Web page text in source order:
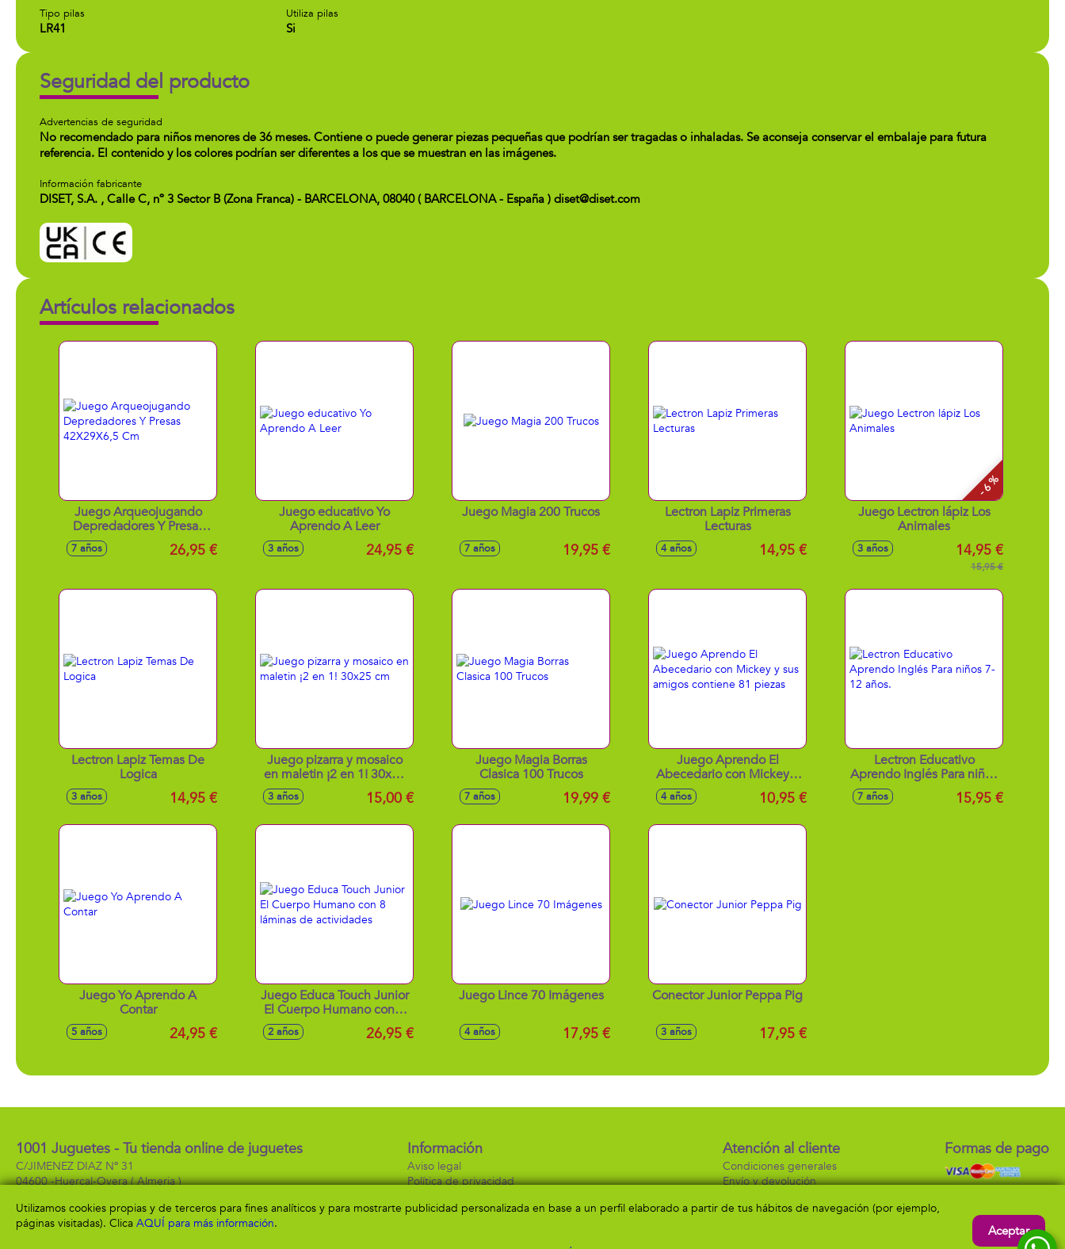
Tipo pilas
LR41
Utiliza pilas
Si
Seguridad del producto
Advertencias de seguridad
No recomendado para niños menores de 36 meses. Contiene o puede generar piezas pequeñas que podrían ser tragadas o inhaladas. Se aconseja conservar el embalaje para futura
referencia. El contenido y los colores podrían ser diferentes a los que se muestran en las imágenes.
Información fabricante
DISET, S.A. , Calle C, nº 3 Sector B (Zona Franca) - BARCELONA, 08040 ( BARCELONA - España ) diset@diset.com
Artículos relacionados
Juego Arqueojugando
Depredadores Y Presas
42X29X6,5 Cm
7 años 26,95 €
Juego educativo Yo
Aprendo A Leer
3 años 24,95 €
Juego Magia 200 Trucos
7 años 19,95 €
Lectron Lapiz Primeras
Lecturas
4 años 14,95 €
- 6 %
Juego Lectron lápiz Los
Animales
3 años 14,95 €
15,95 €
Lectron Lapiz Temas De
Logica
3 años 14,95 €
Juego pizarra y mosaico
en maletin ¡2 en 1! 30x25
3 años 15,00 €
Juego Magia Borras
Clasica 100 Trucos
7 años 19,99 €
Juego Aprendo El
Abecedario con Mickey y
sus amigos contiene 81
4 años 10,95 €
Lectron Educativo
Aprendo Inglés Para niños
7 años 15,95 €
Juego Yo Aprendo A
Contar
5 años 24,95 €
Juego Educa Touch Junior
El Cuerpo Humano con 8
láminas de actividades
2 años 26,95 €
Juego Lince 70 Imágenes
4 años 17,95 €
Conector Junior Peppa Pig
3 años 17,95 €
1001 Juguetes - Tu tienda online de juguetes
C/JIMENEZ DIAZ Nº 31
04600 -Huercal-Overa( Almeria )
Información
Aviso legal
Política de privacidad
Atención al cliente
Condiciones generales
Envío y devolución
Formas de pago
Utilizamos cookies propias y de terceros para fines analíticos y para mostrarte publicidad personalizada en base a un perfil elaborado a partir de tus hábitos de navegación (por ejemplo,
páginas visitadas). Clica AQUÍ para más información.
Aceptar